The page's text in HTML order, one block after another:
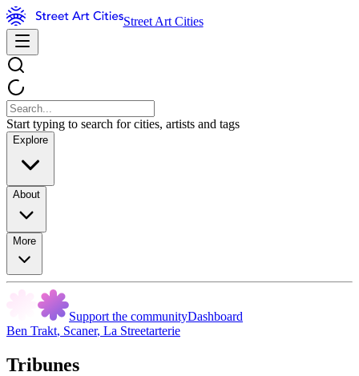
Street Art Cities
Start typing to search for cities, artists and tags
Explore
About
More
Support the communityDashboard
Ben Trakt, Scaner, La Streetarterie
Tribunes